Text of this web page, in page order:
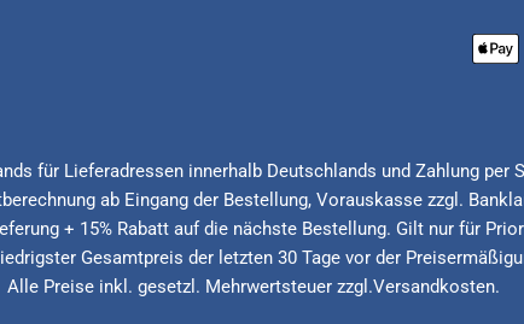
für Lieferadressen innerhalb Deutschlands und Zahlung per
ab Eingang der Bestellung, Vorauskasse zzgl.
+ 15% Rabatt auf die nächste Bestellung. Gilt nur für
Gesamtpreis der letzten 30 Tage vor der
Alle Preise inkl. gesetzl. Mehrwertsteuer zzgl.Versandkosten.